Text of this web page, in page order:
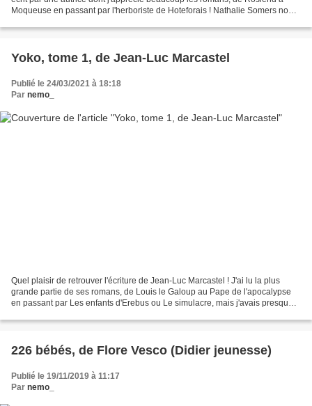
Moqueuse en passant par l'herboriste de Hoteforais ! Nathalie Somers nous
Yoko, tome 1, de Jean-Luc Marcastel
Publié le 24/03/2021 à 18:18
Par nemo_
Quel plaisir de retrouver l'écriture de Jean-Luc Marcastel ! J'ai lu la plus
grande partie de ses romans, de Louis le Galoup au Pape de l'apocalypse
en passant par Les enfants d'Erebus ou Le simulacre, mais j'avais presque
226 bébés, de Flore Vesco (Didier jeunesse)
Publié le 19/11/2019 à 11:17
Par nemo_